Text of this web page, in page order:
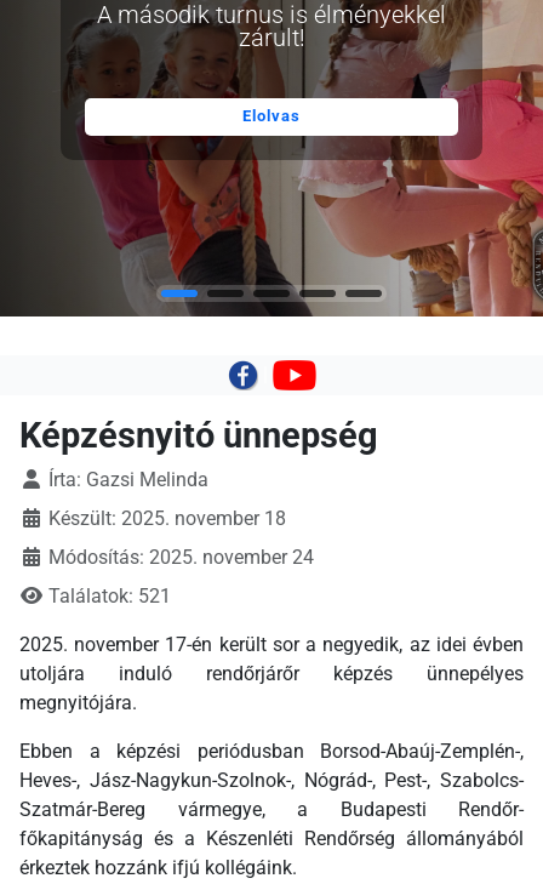
A második turnus is élményekkel
zárult!
Elolvas
Képzésnyitó ünnepség
Írta: Gazsi Melinda
Készült: 2025. november 18
Módosítás: 2025. november 24
Találatok: 521
2025. november 17-én került sor a negyedik, az idei évben
utoljára induló rendőrjárőr képzés ünnepélyes
megnyitójára.
Ebben a képzési periódusban Borsod-Abaúj-Zemplén-,
Heves-, Jász-Nagykun-Szolnok-, Nógrád-, Pest-, Szabolcs-
Szatmár-Bereg vármegye, a Budapesti Rendőr-
főkapitányság és a Készenléti Rendőrség állományából
érkeztek hozzánk ifjú kollégáink.